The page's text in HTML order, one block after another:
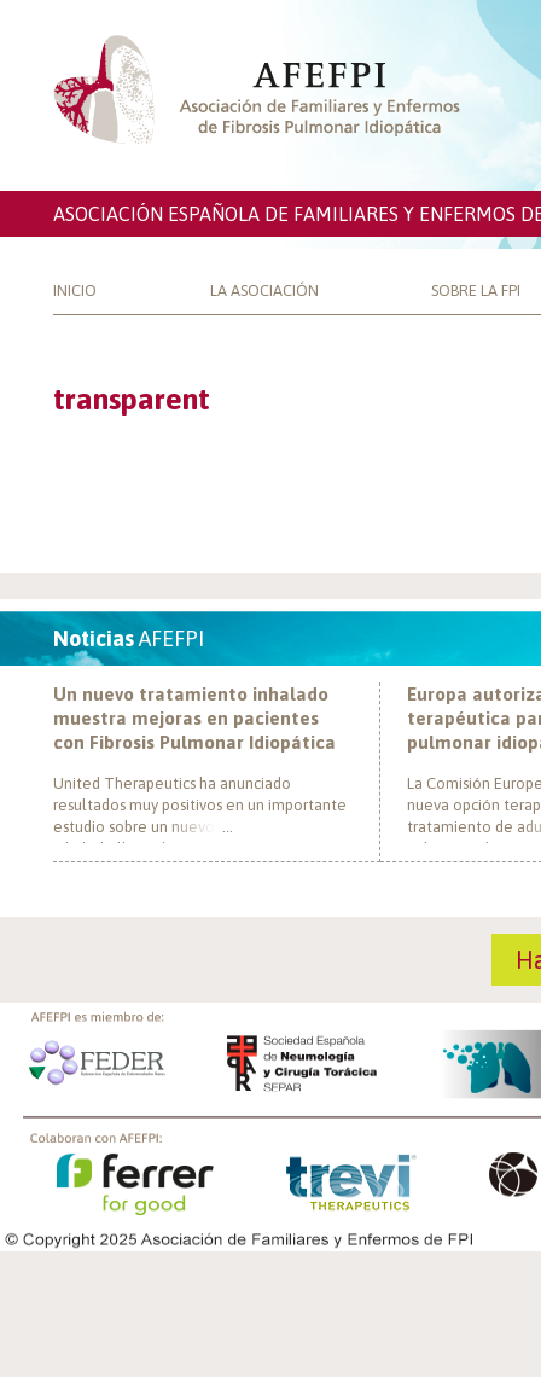
ASOCIACIÓN ESPAÑOLA DE FAMILIARES Y ENFERMOS
INICIO LA ASOCIACIÓN SOBRE LA FPI
transparent
NoticiasAFEFPI
Un nuevo tratamiento inhalado
muestra mejoras en pacientes
con Fibrosis Pulmonar Idiopática
United Therapeutics ha anunciado
resultados muy positivos en un importante
estudio sobre un nuevo tratamiento
inhalado llamado Tyvaso, dirigido a
Europa
terapéutica
pulmonar
La Comisión
nueva opción
tratamiento de
pulmonar
década. El
actúa mediante